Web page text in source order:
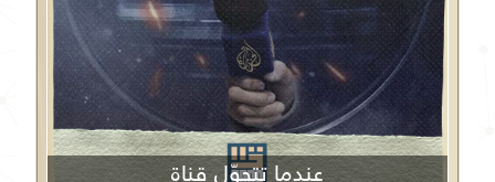
عندما تتحوّل قناة